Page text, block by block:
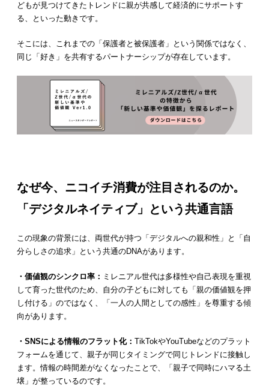
どもが見つけてきたトレンドに親が共感して経済的にサポートす
る、といった動きです。
そこには、これまでの「保護者と被保護者」という関係ではなく、
同じ「好き」を共有するパートナーシップが存在しています。
なぜ今、ニコイチ消費が注目されるのか。
「デジタルネイティブ」という共通言語
この現象の背景には、両世代が持つ「デジタルへの親和性」と「自
分らしさの追求」という共通のDNAがあります。
・価値観のシンクロ率： ミレニアル世代は多様性や自己表現を重視
して育った世代のため、自分の子どもに対しても「親の価値観を押
し付ける」のではなく、「一人の人間としての感性」を尊重する傾
向があります。
・SNSによる情報のフラット化： TikTokやYouTubeなどのプラット
フォームを通じて、親子が同じタイミングで同じトレンドに接触し
ます。情報の時間差がなくなったことで、「親子で同時にハマる土
壌」が整っているのです。